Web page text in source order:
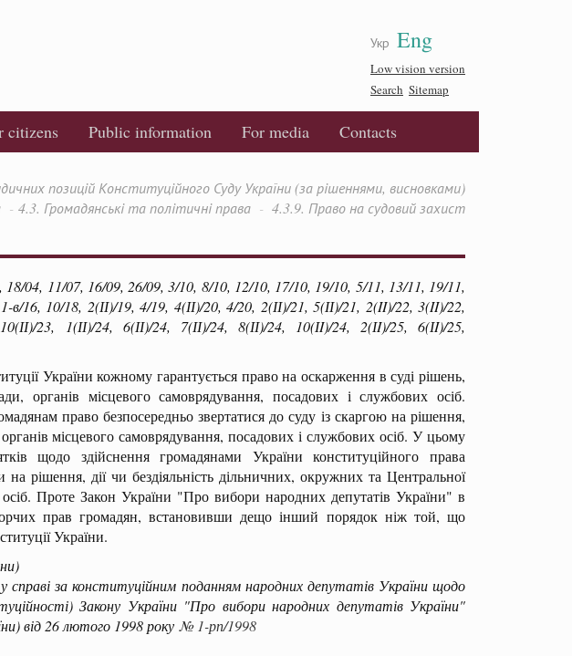
Укр Eng
Low vision version
Search Sitemap
citizens Public information For media Contacts
позицій Конституційного Суду України (за рішеннями, висновками)
4.3. Громадянські та політичні права 4.3.9. Право на судовий захист
04, 11/07, 16/09, 26/09, 3/10, 8/10, 12/10, 17/10, 19/10, 5/11, 13/11, 19/11,
16, 10/18, 2(ІІ)/19, 4/19, 4(ІІ)/20, 4/20, 2(ІІ)/21, 5(ІІ)/21, 2(II)/22, 3(II)/22,
23, 1(ІІ)/24, 6(ІІ)/24, 7(ІІ)/24, 8(ІІ)/24, 10(ІI)/24, 2(ІI)/25, 6(ІI)/25,
України кожному гарантується право на оскарження в суді рішень,
органів місцевого самоврядування, посадових і службових осіб.
право безпосередньо звертатися до суду із скаргою на рішення,
органів місцевого самоврядування, посадових і службових осіб. У цьому
щодо здійснення громадянами України конституційного права
на рішення, дії чи бездіяльність дільничних, окружних та Центральної
Проте Закон України "Про вибори народних депутатів України" в
прав громадян, встановивши дещо інший порядок ніж той, що
України.
за конституційним поданням народних депутатів України щодо
Закону України "Про вибори народних депутатів України"
від 26 лютого 1998 року № 1-рп/1998